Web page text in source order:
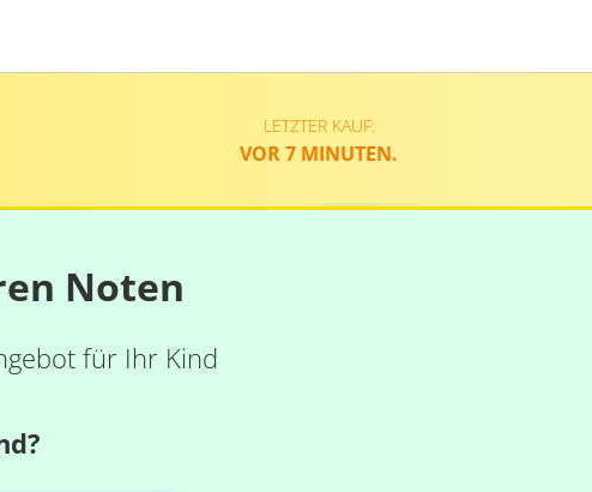
LETZTER KAUF:
VOR 7 MINUTEN.
Noten
für Ihr Kind